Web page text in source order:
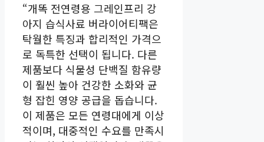
“개똑 전연령용 그레인프리 강
아지 습식사료 버라이어티팩은
탁월한 특징과 합리적인 가격으
로 독특한 선택이 됩니다. 다른
제품보다 식물성 단백질 함유량
이 훨씬 높아 건강한 소화와 균
형 잡힌 영양 공급을 돕습니다.
이 제품은 모든 연령대에게 이상
적이며, 대중적인 수요를 만족시